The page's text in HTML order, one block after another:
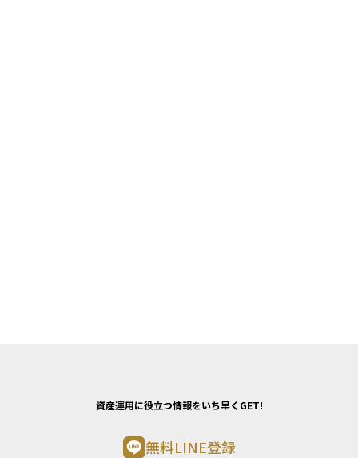
資産運用に役立つ情報をいち早くGET!
無料LINE登録